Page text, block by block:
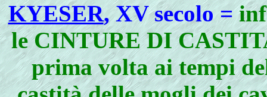
KYESER, XV secolo =
le CINTURE DI
prima volta ai tempi